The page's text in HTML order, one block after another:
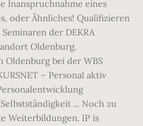
Inanspruchnahme eines
oder Ähnliches! Qualifizieren
der DEKRA
Oldenburg.
Oldenburg bei der WBS
– Personal aktiv
... Noch zu
Weiterbildungen. IP is